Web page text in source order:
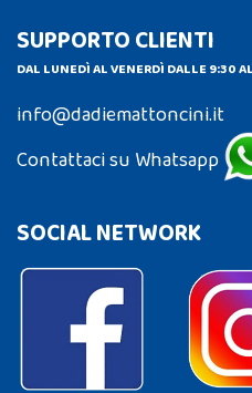
SUPPORTO CLIENTI
DAL LUNEDÌ AL VENERDÌ DALLE 9:30
info@dadiemattoncini.it
Contattaci su Whatsapp
SOCIAL NETWORK